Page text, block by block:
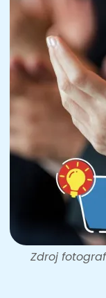
Zdroj